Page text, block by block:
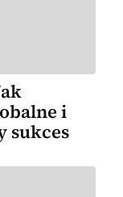
i
sukces